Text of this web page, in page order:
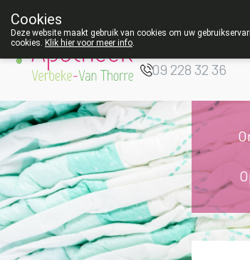
Apotheek
- Van Thorre
09 228 32 36
Cookies
Deze website maakt gebruik van cookies om uw
cookies. Klik hier voor meer info.